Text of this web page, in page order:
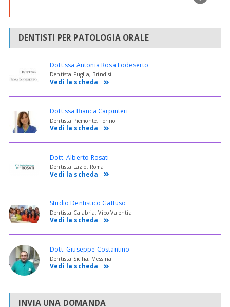
DENTISTI PER PATOLOGIA ORALE
Dott.ssa Antonia Rosa Lodeserto
Dentista Puglia, Brindisi
Vedi la scheda
Dott.ssa Bianca Carpinteri
Dentista Piemonte, Torino
Vedi la scheda
Dott. Alberto Rosati
Dentista Lazio, Roma
Vedi la scheda
Studio Dentistico Gattuso
Dentista Calabria, Vibo Valentia
Vedi la scheda
Dott. Giuseppe Costantino
Dentista Sicilia, Messina
Vedi la scheda
INVIA UNA DOMANDA